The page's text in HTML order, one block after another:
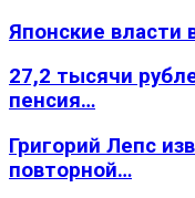
Японские власти
27,2 тысячи
пенсия…
Григорий Лепс
повторной…